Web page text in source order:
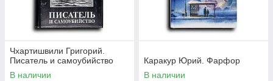
Чхартишвили Григорий.
Писатель и самоубийство
В наличии
Каракур Юрий. Фарфор
В наличии